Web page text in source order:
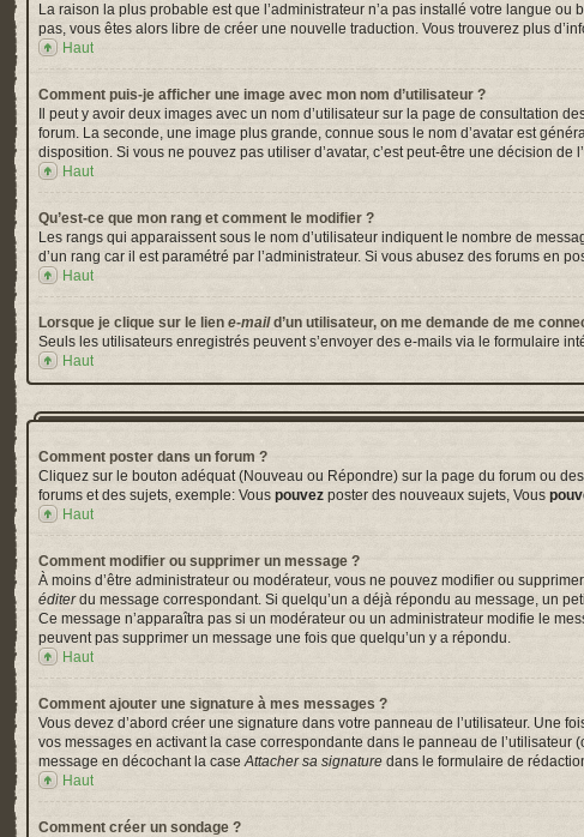
La raison la plus probable est que l’administrateur n’a pas installé votre langue
pas, vous êtes alors libre de créer une nouvelle traduction. Vous trouverez plus
Haut
Comment puis-je afficher une image avec mon nom d’utilisateur ?
Il peut y avoir deux images avec un nom d’utilisateur sur la page de consultation
forum. La seconde, une image plus grande, connue sous le nom d’avatar est
disposition. Si vous ne pouvez pas utiliser d’avatar, c’est peut-être une décision
Haut
Qu’est-ce que mon rang et comment le modifier ?
Les rangs qui apparaissent sous le nom d’utilisateur indiquent le nombre de
d’un rang car il est paramétré par l’administrateur. Si vous abusez des forums en
Haut
Lorsque je clique sur le lien e-maild’un utilisateur, on me demande de me
Seuls les utilisateurs enregistrés peuvent s’envoyer des e-mails via le formulaire
Haut
Comment poster dans un forum ?
Cliquez sur le bouton adéquat (Nouveau ou Répondre) sur la page du forum ou
forums et des sujets, exemple: Vous pouvez poster des nouveaux sujets, Vous
Haut
Comment modifier ou supprimer un message ?
À moins d’être administrateur ou modérateur, vous ne pouvez modifier ou
éditerdu message correspondant. Si quelqu’un a déjà répondu au message, un
Ce message n’apparaîtra pas si un modérateur ou un administrateur modifie le
peuvent pas supprimer un message une fois que quelqu’un y a répondu.
Haut
Comment ajouter une signature à mes messages ?
Vous devez d’abord créer une signature dans votre panneau de l’utilisateur. Une
vos messages en activant la case correspondante dans le panneau de l’utilisateur
message en décochant la caseAttacher sa signature dans le formulaire de
Haut
Comment créer un sondage ?